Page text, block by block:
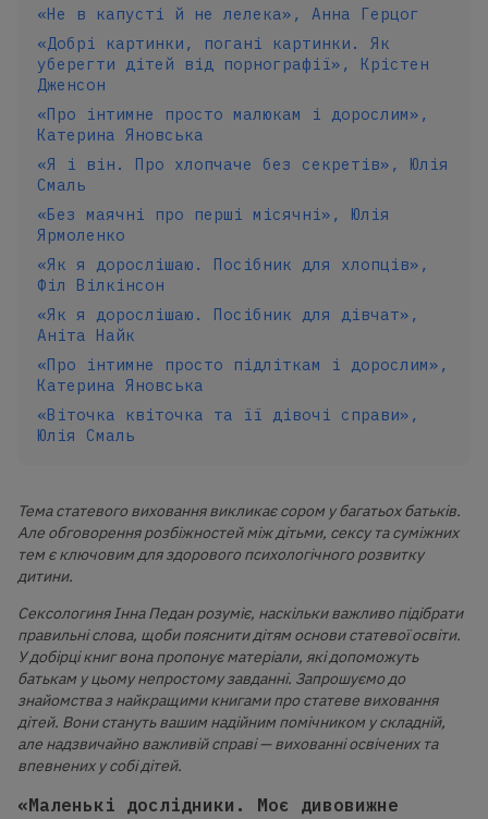
«Не в капусті й не лелека», Анна Герцог
«Добрі картинки, погані картинки. Як
уберегти дітей від порнографії», Крістен
Дженсон
«Про інтимне просто малюкам і дорослим»,
Катерина Яновська
«Я і він. Про хлопчаче без секретів», Юлія
Смаль
«Без маячні про перші місячні», Юлія
Ярмоленко
«Як я дорослішаю. Посібник для хлопців»,
Філ Вілкінсон
«Як я дорослішаю. Посібник для дівчат»,
Аніта Найк
«Про інтимне просто підліткам і дорослим»,
Катерина Яновська
«Віточка квіточка та її дівочі справи»,
Юлія Смаль
Тема статевого виховання викликає сором у багатьох батьків.
Але обговорення розбіжностей між дітьми, сексу та суміжних
тем є ключовим для здорового психологічного розвитку
дитини.
Сексологиня Інна Педан розуміє, наскільки важливо підібрати
правильні слова, щоби пояснити дітям основи статевої освіти.
У добірці книг вона пропонує матеріали, які допоможуть
батькам у цьому непростому завданні. Запрошуємо до
знайомства з найкращими книгами про статеве виховання
дітей. Вони стануть вашим надійним помічником у складній,
але надзвичайно важливій справі — вихованні освічених та
впевнених у собі дітей.
«Маленькі дослідники. Моє дивовижне